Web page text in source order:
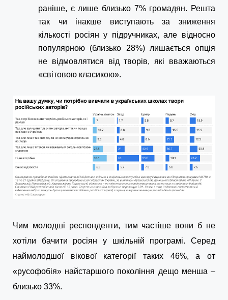
раніше, є лише близько 7% громадян. Решта
так чи інакше виступають за зниження
кількості росіян у підручниках, але відносно
популярною (близько 28%) лишається опція
не відмовлятися від творів, які вважаються
«світовою класикою».
Чим молодші респонденти, тим частіше вони б не
хотіли бачити росіян у шкільній програмі. Серед
наймолодшої вікової категорії таких 46%, а от
«русофобія» найстаршого покоління дещо менша –
близько 33%.